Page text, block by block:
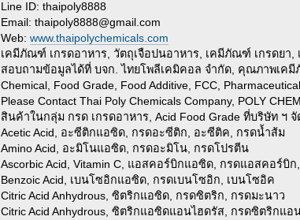
Line ID: thaipoly8888
Email:thaipoly8888@gmail.com
Web:www.thaipolychemicals.com
เคมีภัณฑ์ เกรดอาหาร, วัตถุเจือปนอาหาร, เคมีภัณฑ์ เกรดยา,
สอบถามข้อมูลได้ที่ บจก. ไทยโพลีเคมิคอล จำกัด, คุณภาพเ
Chemical, Food Grade, Food Additive, FCC,
Please Contact Thai Poly Chemicals Company, POLY
สินค้าในกลุ่ม กรด เกรดอาหาร, Acid Food Grade ที่บริษัท ฯ
Acetic Acid, อะซีติกแอซิด, กรดอะซีติก, อะซีติค, กรดน้ำส้ม
Amino Acid, อะมิโนแอซิด, กรดอะมิโน, กรดโปรตีน
Ascorbic Acid, Vitamin C, แอสคอร์บิกแอซิด, กรดแอสคอร์บิ
Benzoic Acid, เบนโซอิกแอซิด, กรดเบนโซอิก, เบนโซอิค
Citric Acid Anhydrous, ซิตริกแอซิด, กรดซิตริก, กรดมะนาว
Citric Acid Anhydrous, ซิตริกแอซิดแอนไฮดรัส, กรดซิตริกแอ